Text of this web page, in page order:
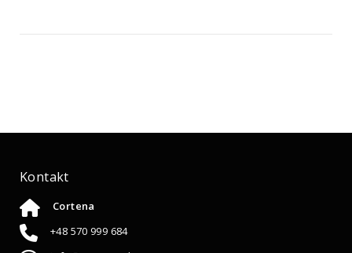
Kontakt
Cortena
+48 570 999 684